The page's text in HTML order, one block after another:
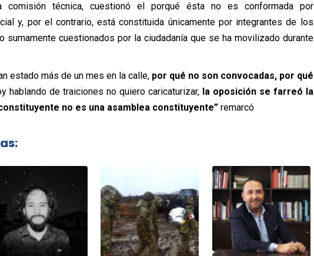
comisión técnica, cuestionó el porqué ésta no es conformada por
y, por el contrario, está constituida únicamente por integrantes de los
sumamente cuestionados por la ciudadanía que se ha movilizado durante
estado más de un mes en la calle,por qué no son convocadas, por qué
hablando de traiciones no quiero caricaturizar, la oposición se farreó la
no es una asamblea constituyente”remarcó